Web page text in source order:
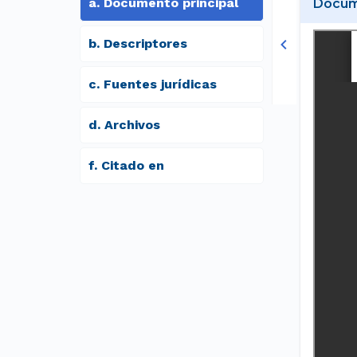
b. Descriptores
c. Fuentes jurídicas
d. archivos
f. Citado en